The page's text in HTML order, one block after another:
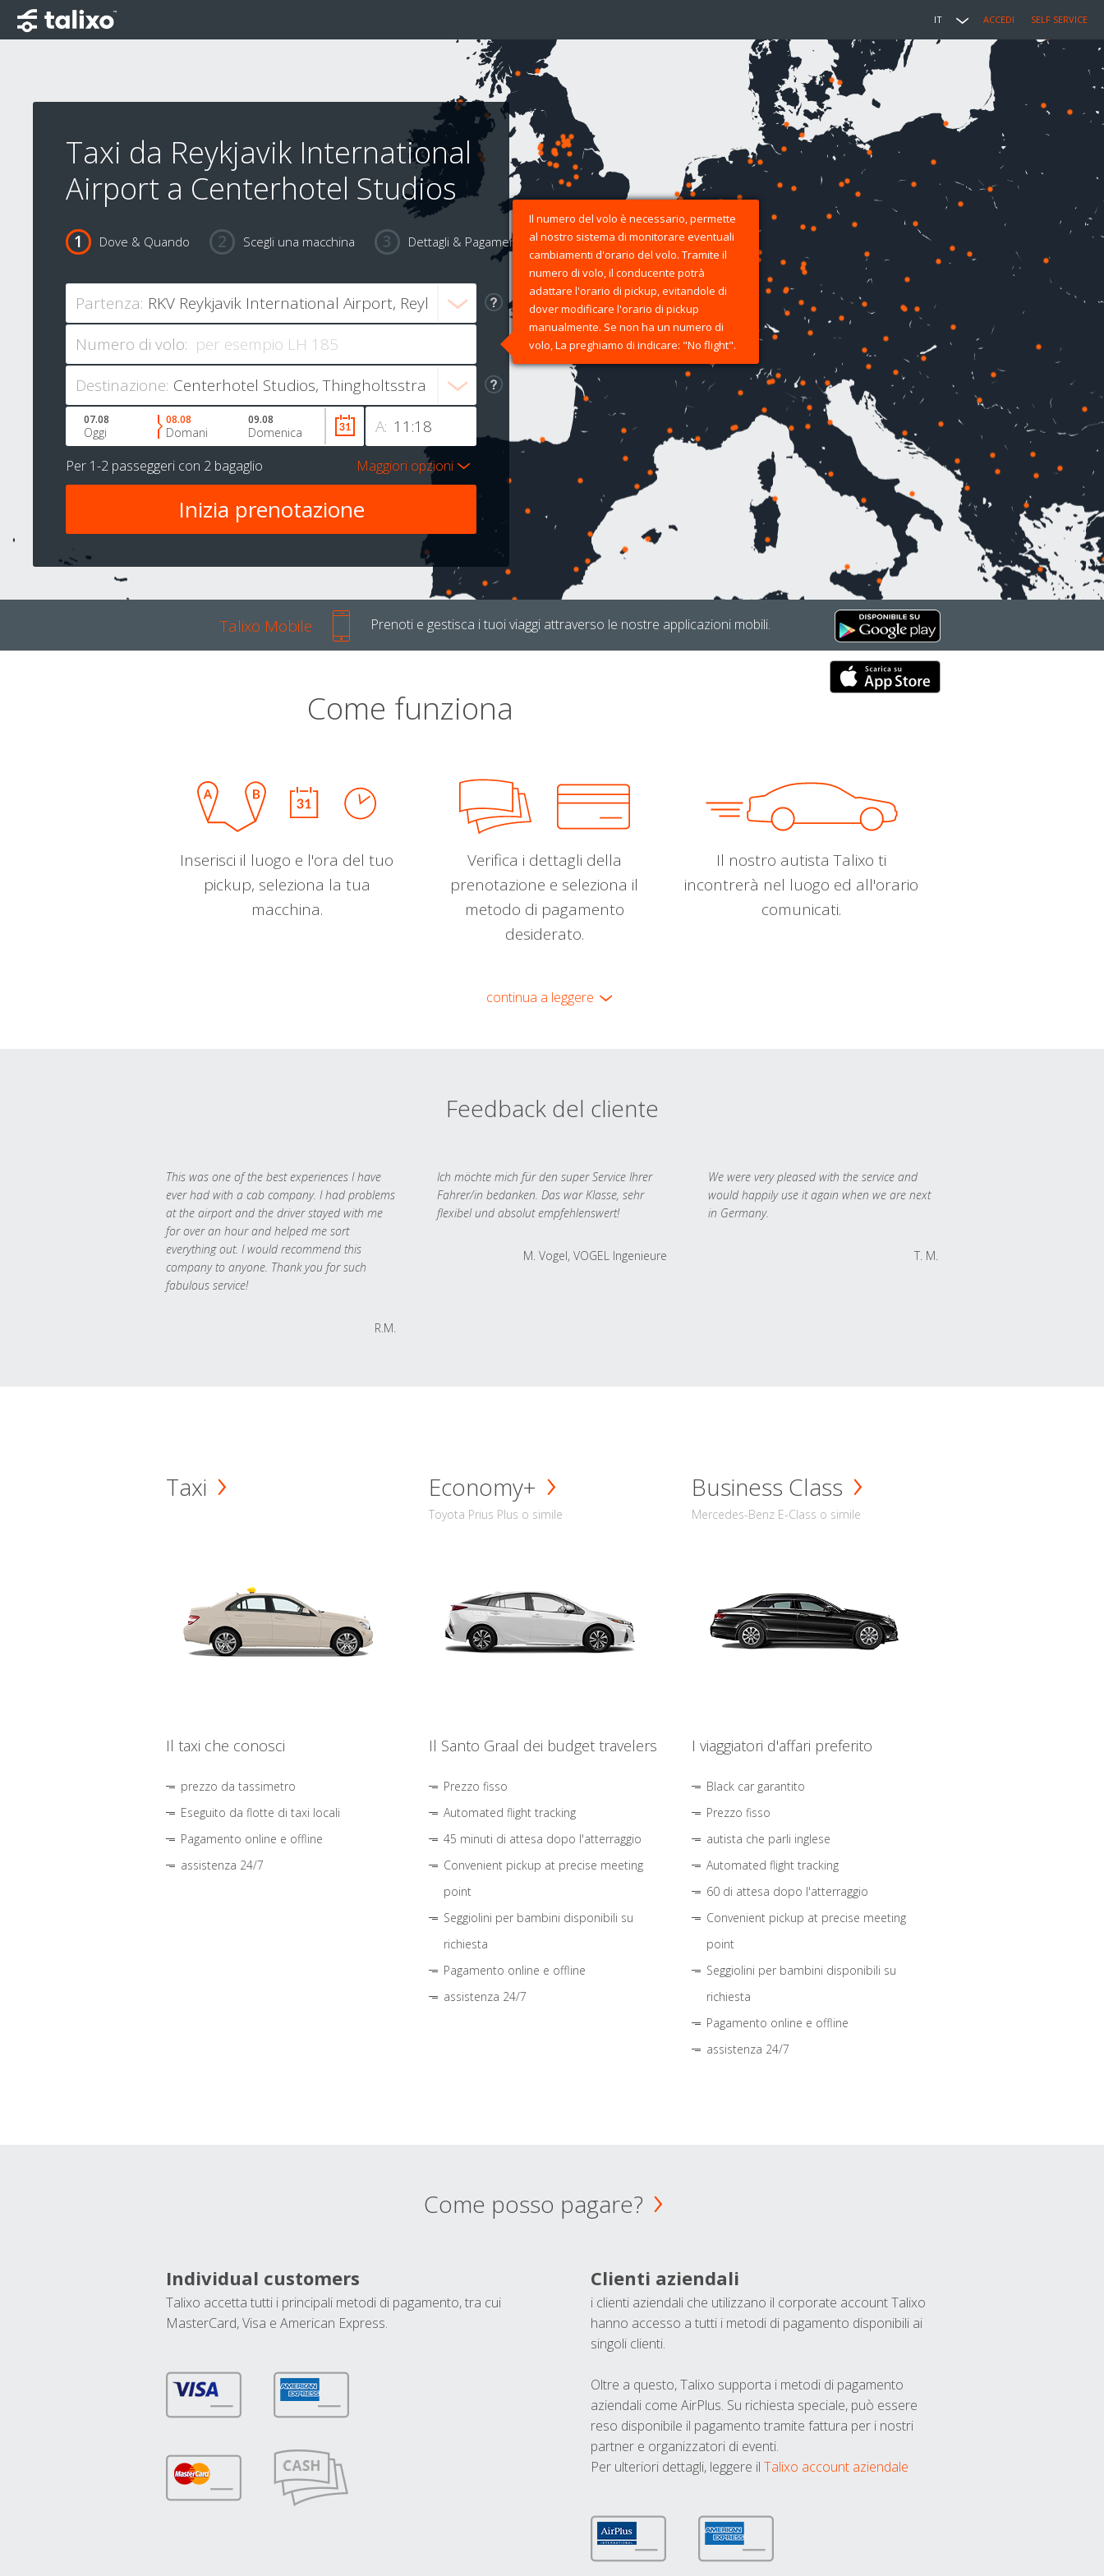
IT ACCEDI SELF SERVICE
Taxi da Reykjavik International
Airport a Centerhotel Studios
Dove & Quando Scegli una macchina Dettagli & Pagamento
Partenza:
Numero di volo:
Il numero del volo è necessario, permette
al nostro sistema di monitorare eventuali
cambiamenti d'orario del volo. Tramite il
numero di volo, il conducente potrà
adattare l'orario di pickup, evitandole di
dover modificare l'orario di pickup
manualmente. Se non ha un numero di
volo, La preghiamo di indicare: "No flight".
Destinazione:
A:
07.08
Oggi
08.08
Domani
09.08
Domenica
Per 1-2 passeggeri con 2 bagaglio Maggiori opzioni
Talixo Mobile Prenoti e gestisca i tuoi viaggi attraverso le nostre applicazioni mobili.
Come funziona
Inserisci il luogo e l'ora del tuo
pickup, seleziona la tua
macchina.
Verifica i dettagli della
prenotazione e seleziona il
metodo di pagamento
desiderato.
Il nostro autista Talixo ti
incontrerà nel luogo ed all'orario
comunicati.
continua a leggere
Feedback del cliente
This was one of the best experiences I have
ever had with a cab company. I had problems
at the airport and the driver stayed with me
for over an hour and helped me sort
everything out. I would recommend this
company to anyone. Thank you for such
fabulous service!
R.M.
Ich möchte mich für den super Service Ihrer
Fahrer/in bedanken. Das war Klasse, sehr
flexibel und absolut empfehlenswert!
M. Vogel, VOGEL Ingenieure
We were very pleased with the service and
would happily use it again when we are next
in Germany.
T. M.
Taxi
Il taxi che conosci
prezzo da tassimetro
Eseguito da flotte di taxi locali
Pagamento online e offline
assistenza 24/7
Economy+
Toyota Prius Plus o simile
Il Santo Graal dei budget travelers
Prezzo fisso
Automated flight tracking
45 minuti di attesa dopo l'atterraggio
Convenient pickup at precise meeting
point
Seggiolini per bambini disponibili su
richiesta
Pagamento online e offline
assistenza 24/7
Business Class
Mercedes-Benz E-Class o simile
I viaggiatori d'affari preferito
Black car garantito
Prezzo fisso
autista che parli inglese
Automated flight tracking
60 di attesa dopo l'atterraggio
Convenient pickup at precise meeting
point
Seggiolini per bambini disponibili su
richiesta
Pagamento online e offline
assistenza 24/7
Come posso pagare?
Individual customers
Talixo accetta tutti i principali metodi di pagamento, tra cui
MasterCard, Visa e American Express.
Clienti aziendali
i clienti aziendali che utilizzano il corporate account Talixo
hanno accesso a tutti i metodi di pagamento disponibili ai
singoli clienti.
Oltre a questo, Talixo supporta i metodi di pagamento
aziendali come AirPlus. Su richiesta speciale, può essere
reso disponibile il pagamento tramite fattura per i nostri
partner e organizzatori di eventi.
Per ulteriori dettagli, leggere il Talixo account aziendale